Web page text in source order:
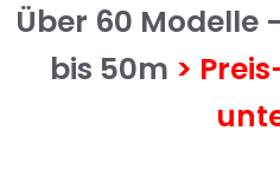
Über 60
bis 50m >